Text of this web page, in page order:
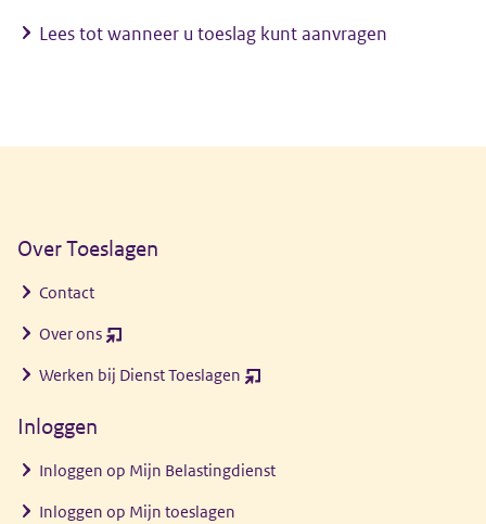
Lees tot wanneer u toeslag kunt aanvragen
Over Toeslagen
Contact
Over ons (opent
venster)
Werken bij Dienst Toeslagen (opent
Inloggen
Inloggen op Mijn Belastingdienst
Inloggen op Mijn toeslagen